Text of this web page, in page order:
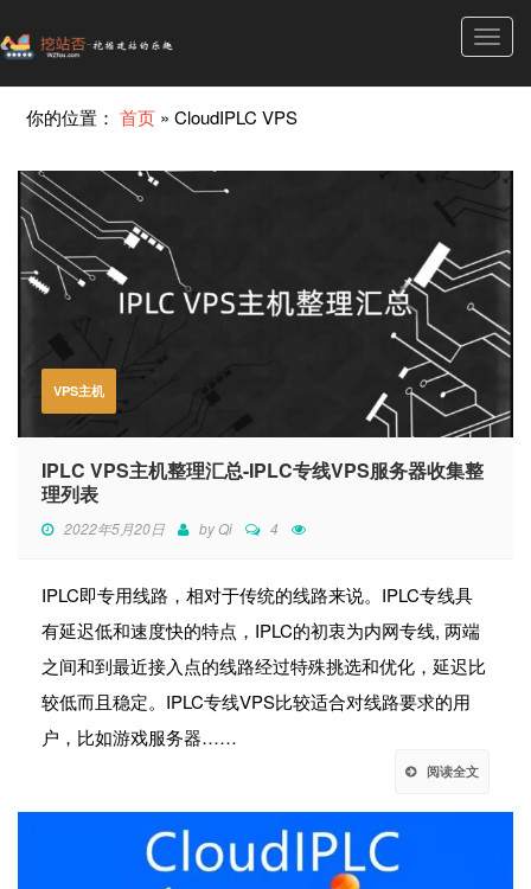
你的位置：首页 »CloudIPLC VPS
VPS主机
IPLC VPS主机整理汇总-IPLC专线VPS服务器收集整
理列表
2022年5月20日 byQi 4
IPLC即专用线路，相对于传统的线路来说。IPLC专线具
有延迟低和速度快的特点，IPLC的初衷为内网专线, 两端
之间和到最近接入点的线路经过特殊挑选和优化，延迟比
较低而且稳定。IPLC专线VPS比较适合对线路要求的用
户，比如游戏服务器……
阅读全文